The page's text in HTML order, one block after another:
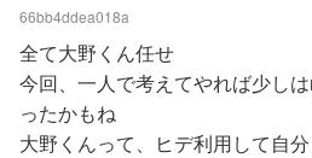
66bb4ddea018a
全て大野くん任せ
今回、一人で考えてやれば少し
ったかもね
大野くんって、ヒデ利用して自